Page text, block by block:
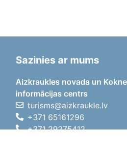
Sazinies ar mums
Aizkraukles novada un
informācijas centrs
turisms@aizkraukle.lv
+371 65161296
+371 29275412